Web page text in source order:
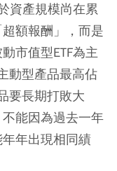
資產規模尚在累
額報酬」，而是
市值型ETF為主
動型產品最高佔
要長期打敗大
能因為過去一年
年出現相同績